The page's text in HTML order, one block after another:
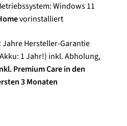
Windows 11
vorinstalliert
Jahre Hersteller-Garantie
1 Jahr!) inkl. Abholung,
Premium Care in den
3 Monaten